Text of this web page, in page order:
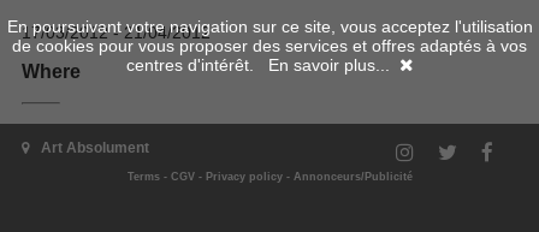
17/03/2012 - 21/04/2012
Where
Art Absolument
Terms- CGV- Privacy policy- Annonceurs/Publicité
En poursuivant votre navigation sur ce site, vous acceptez l'utilisation
de cookies pour vous proposer des services et offres adaptés à vos
centres d'intérêt. En savoir plus...